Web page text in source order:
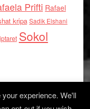
Prifti Rafael
kripa Sadik Elshani
Sokol
experience. We'll